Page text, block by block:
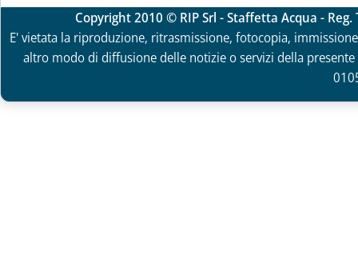
Copyright 2010 © RIP Srl - Staffetta Acqua -
E' vietata la riproduzione, ritrasmissione, fotocopia,
altro modo di diffusione delle notizie o servizi della